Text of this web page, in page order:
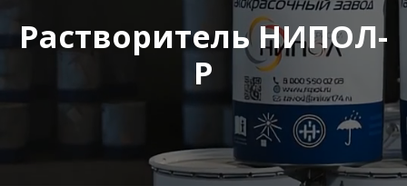
Растворитель НИПОЛ-
Р